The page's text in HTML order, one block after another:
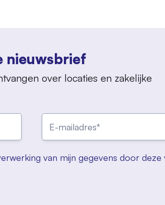
nieuwsbrief
over locaties en zakelijke
van mijn gegevens door deze